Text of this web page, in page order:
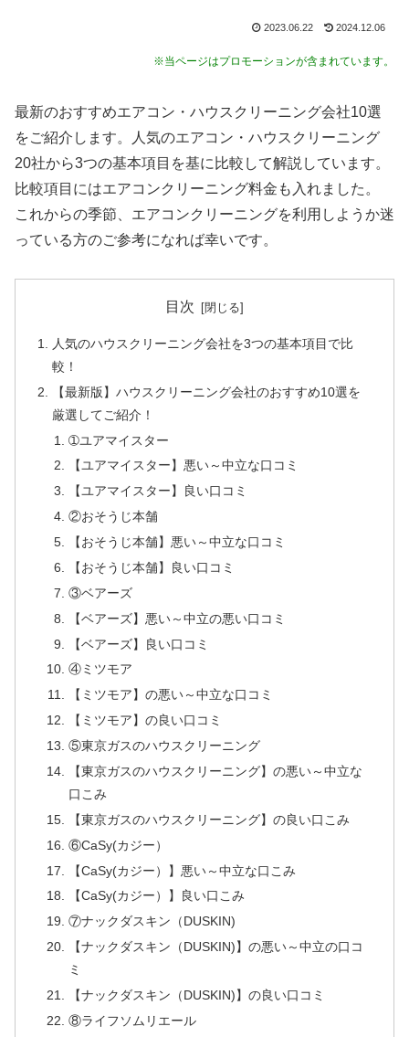
2023.06.22 2024.12.06
※当ページはプロモーションが含まれています。
最新のおすすめエアコン・ハウスクリーニング会社10選
をご紹介します。人気のエアコン・ハウスクリーニング
20社から3つの基本項目を基に比較して解説しています。
比較項目にはエアコンクリーニング料金も入れました。
これからの季節、エアコンクリーニングを利用しようか迷
っている方のご参考になれば幸いです。
目次
人気のハウスクリーニング会社を3つの基本項目で比
較！
【最新版】ハウスクリーニング会社のおすすめ10選を
厳選してご紹介！
➀ユアマイスター
【ユアマイスター】悪い～中立な口コミ
【ユアマイスター】良い口コミ
②おそうじ本舗
【おそうじ本舗】悪い～中立な口コミ
【おそうじ本舗】良い口コミ
③ベアーズ
【ベアーズ】悪い～中立の悪い口コミ
【ベアーズ】良い口コミ
④ミツモア
【ミツモア】の悪い～中立な口コミ
【ミツモア】の良い口コミ
⑤東京ガスのハウスクリーニング
【東京ガスのハウスクリーニング】の悪い～中立な
口こみ
【東京ガスのハウスクリーニング】の良い口こみ
⑥CaSy(カジー）
【CaSy(カジー）】悪い～中立な口こみ
【CaSy(カジー）】良い口こみ
⑦ナックダスキン（DUSKIN)
【ナックダスキン（DUSKIN)】の悪い～中立の口コ
ミ
【ナックダスキン（DUSKIN)】の良い口コミ
⑧ライフソムリエール